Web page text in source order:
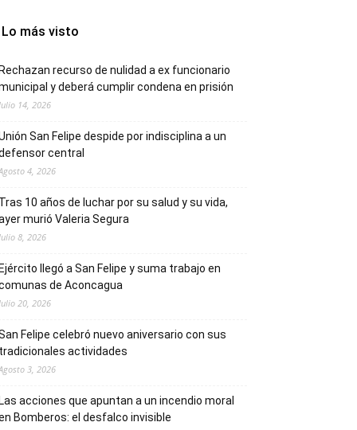
Lo más visto
recurso de nulidad a ex funcionario
y deberá cumplir condena en prisión
14, 2026
San Felipe despide por indisciplina a un
central
4, 2026
10 años de luchar por su salud y su vida,
murió Valeria Segura
8, 2026
llegó a San Felipe y suma trabajo en
de Aconcagua
20, 2026
Felipe celebró nuevo aniversario con sus
actividades
3, 2026
acciones que apuntan a un incendio moral
Bomberos: el desfalco invisible